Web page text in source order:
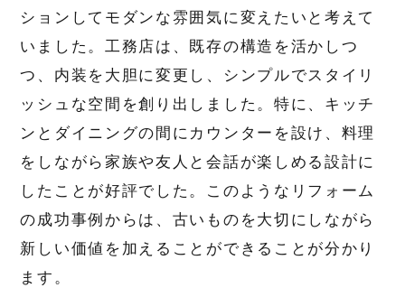
ションしてモダンな雰囲気に変えたいと考えて
いました。工務店は、既存の構造を活かしつ
つ、内装を大胆に変更し、シンプルでスタイリ
ッシュな空間を創り出しました。特に、キッチ
ンとダイニングの間にカウンターを設け、料理
をしながら家族や友人と会話が楽しめる設計に
したことが好評でした。このようなリフォーム
の成功事例からは、古いものを大切にしながら
新しい価値を加えることができることが分かり
ます。